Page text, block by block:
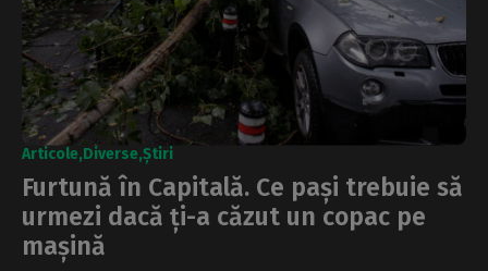
Articole Diverse Știri
Furtună în Capitală. Ce pași trebuie să
urmezi dacă ți-a căzut un copac pe
mașină